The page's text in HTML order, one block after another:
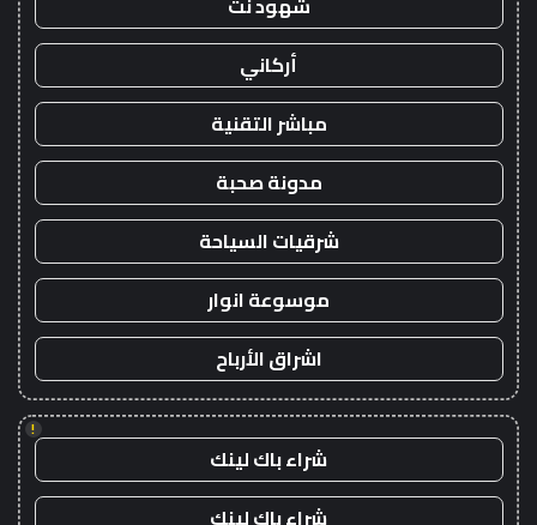
أركاني
مباشر التقنية
مدونة صحبة
شرقيات السياحة
موسوعة انوار
اشراق الأرباح
!
شراء باك لينك